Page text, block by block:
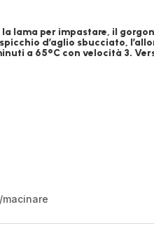
lama per impastare, il
d’aglio sbucciato,
a 65°C con velocità 3.